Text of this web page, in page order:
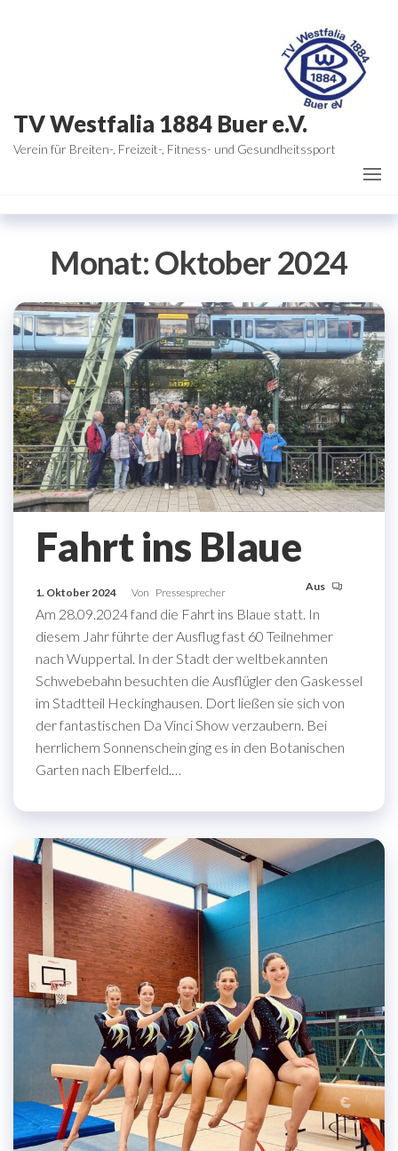
TV Westfalia 1884 Buer e.V.
Verein für Breiten-, Freizeit-, Fitness- und Gesundheitssport
Monat:Oktober 2024
Fahrt ins Blaue
1. Oktober 2024 Von Pressesprecher Aus
Am 28.09.2024 fand die Fahrt ins Blaue statt. In
diesem Jahr führte der Ausflug fast 60 Teilnehmer
nach Wuppertal. In der Stadt der weltbekannten
Schwebebahn besuchten die Ausflügler den Gaskessel
im Stadtteil Heckinghausen. Dort ließen sie sich von
der fantastischen Da Vinci Show verzaubern. Bei
herrlichem Sonnenschein ging es in den Botanischen
Garten nach Elberfeld.…